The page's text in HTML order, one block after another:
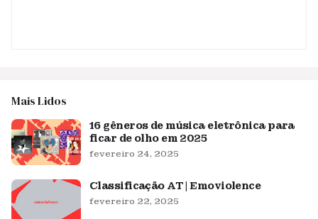
Mais Lidos
16 gêneros de música eletrônica para
ficar de olho em 2025
fevereiro 24, 2025
Classificação AT | Emoviolence
fevereiro 22, 2025